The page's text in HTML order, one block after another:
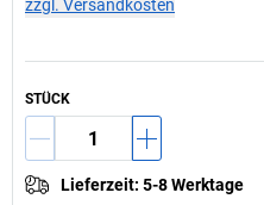
zzgl. Versandkosten
STÜCK
Lieferzeit: 5-8 Werktage